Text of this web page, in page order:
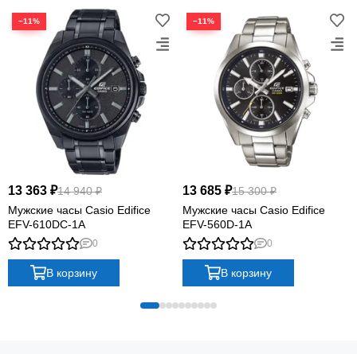
−11%
13 363 ₽14 940 ₽
Мужские часы Casio Edifice
EFV-610DC-1A
0
В корзину
−11%
13 685 ₽15 300 ₽
Мужские часы Casio Edifice
EFV-560D-1A
0
В корзину